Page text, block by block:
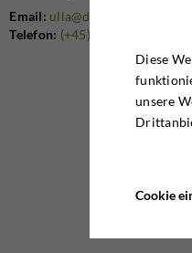
Email: ulla@diana.dk
Telefon: (+45) 63 21 43 02
Diese
unsere
Cookie